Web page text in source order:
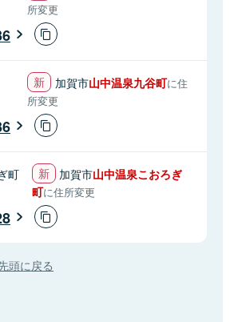
所変更
加賀市山中温泉九谷町に住
所変更
町 加賀市山中温泉こおろぎ
町に住所変更
頭に戻る